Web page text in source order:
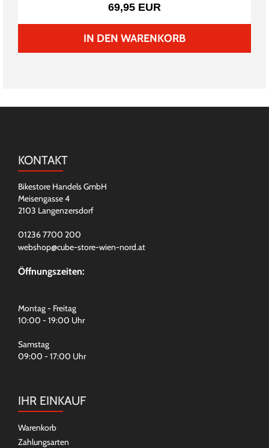
69,95 EUR
IN DEN WARENKORB
KONTAKT
Bikestore Handels GmbH
Meisengasse 4
2103 Langenzersdorf
01236 7700 200
webshop@cube-store-wien-nord.at
Öffnungszeiten:
Montag - Freitag
10:00 - 19:00 Uhr
Samstag
09:00 - 17:00 Uhr
IHR EINKAUF
Warenkorb
Zahlungsarten